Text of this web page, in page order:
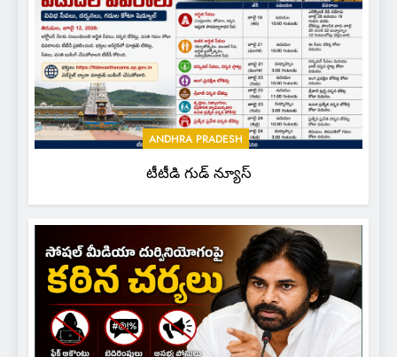
ANDHRA PRADESH
టీటీడి గుడ్ న్యూస్